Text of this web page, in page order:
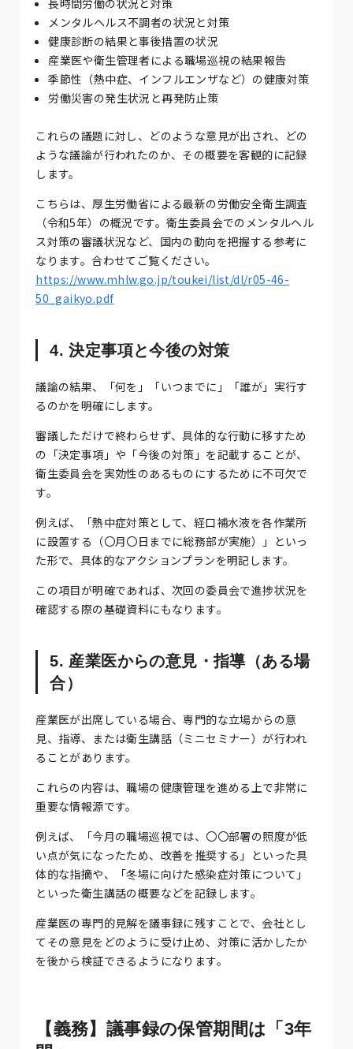
メンタルヘルス不調者の状況と対策
健康診断の結果と事後措置の状況
産業医や衛生管理者による職場巡視の結果報告
季節性（熱中症、インフルエンザなど）の健康対策
労働災害の発生状況と再発防止策
これらの議題に対し、どのような意見が出され、どの
ような議論が行われたのか、その概要を客観的に記録
します。
こちらは、厚生労働省による最新の労働安全衛生調査
（令和5年）の概況です。衛生委員会でのメンタルヘル
ス対策の審議状況など、国内の動向を把握する参考に
なります。合わせてご覧ください。
https://www.mhlw.go.jp/toukei/list/dl/r05-46-
50_gaikyo.pdf
4. 決定事項と今後の対策
議論の結果、「何を」「いつまでに」「誰が」実行す
るのかを明確にします。
審議しただけで終わらせず、具体的な行動に移すため
の「決定事項」や「今後の対策」を記載することが、
衛生委員会を実効性のあるものにするために不可欠で
す。
例えば、「熱中症対策として、経口補水液を各作業所
に設置する（〇月〇日までに総務部が実施）」といっ
た形で、具体的なアクションプランを明記します。
この項目が明確であれば、次回の委員会で進捗状況を
確認する際の基礎資料にもなります。
5. 産業医からの意見・指導（ある場
合）
産業医が出席している場合、専門的な立場からの意
見、指導、または衛生講話（ミニセミナー）が行われ
ることがあります。
これらの内容は、職場の健康管理を進める上で非常に
重要な情報源です。
例えば、「今月の職場巡視では、〇〇部署の照度が低
い点が気になったため、改善を推奨する」といった具
体的な指摘や、「冬場に向けた感染症対策について」
といった衛生講話の概要などを記録します。
産業医の専門的見解を議事録に残すことで、会社とし
てその意見をどのように受け止め、対策に活かしたか
を後から検証できるようになります。
【義務】議事録の保管期間は「3年